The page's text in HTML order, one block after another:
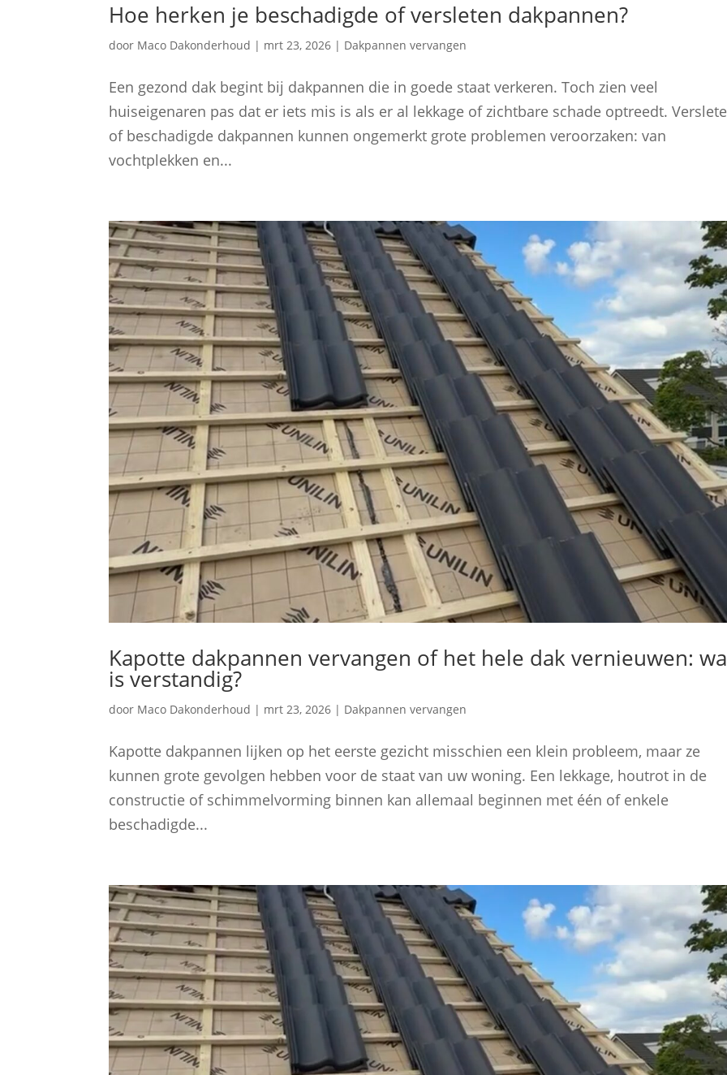
Hoe herken je beschadigde of versleten dakpannen?
door Maco Dakonderhoud | mrt 23, 2026 | Dakpannen vervangen
Een gezond dak begint bij dakpannen die in goede staat verkeren. Toch zien veel
huiseigenaren pas dat er iets mis is als er al lekkage of zichtbare schade optreedt.
of beschadigde dakpannen kunnen ongemerkt grote problemen veroorzaken: van
vochtplekken en...
Kapotte dakpannen vervangen of het hele dak vernieuwen:
is verstandig?
door Maco Dakonderhoud | mrt 23, 2026 | Dakpannen vervangen
Kapotte dakpannen lijken op het eerste gezicht misschien een klein probleem, maar ze
kunnen grote gevolgen hebben voor de staat van uw woning. Een lekkage, houtrot in de
constructie of schimmelvorming binnen kan allemaal beginnen met één of enkele
beschadigde...